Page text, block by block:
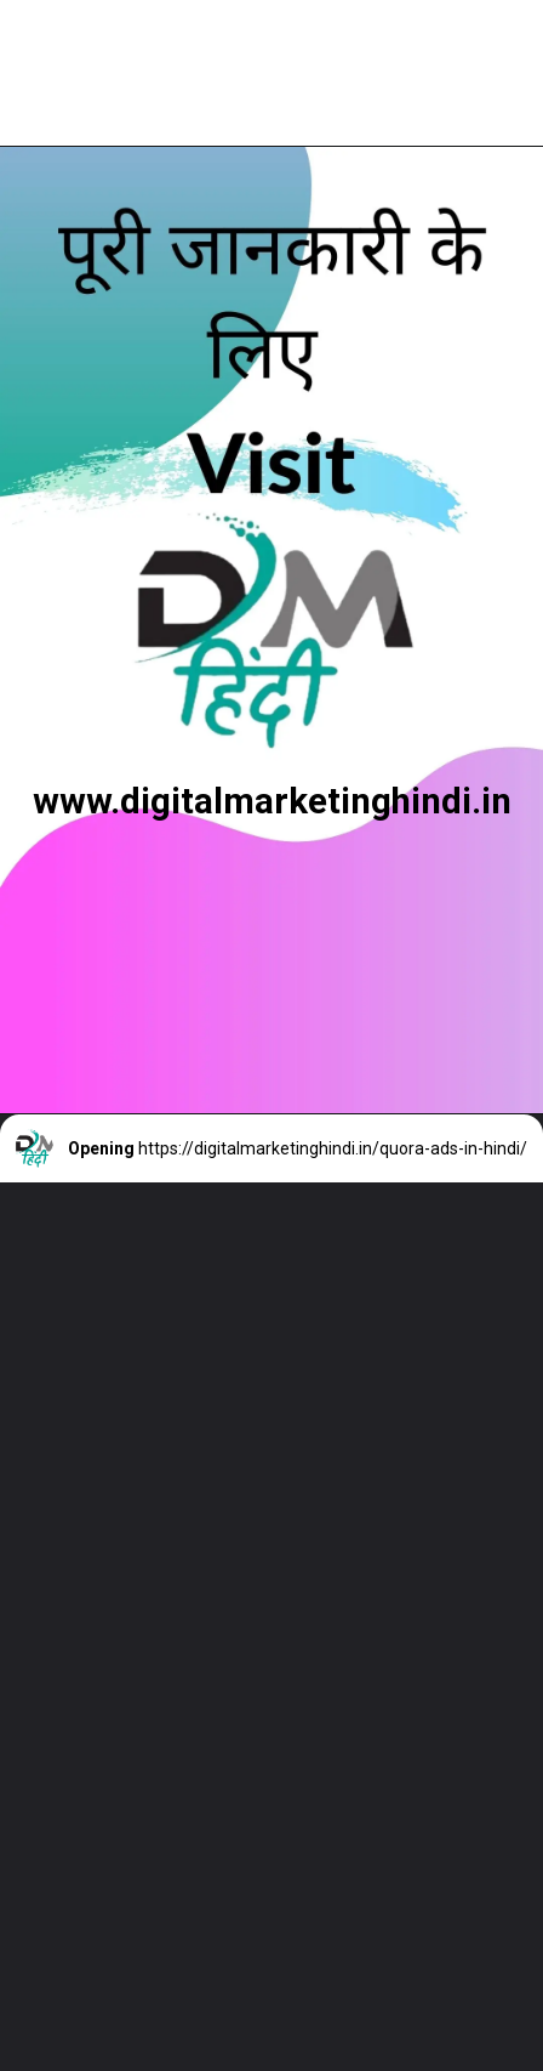
https://digitalmarketinghindi.in/quora-ads-in-hindi/
www.digitalmarketinghindi.in
Opening https://digitalmarketinghindi.in/quora-ads-in-hindi/